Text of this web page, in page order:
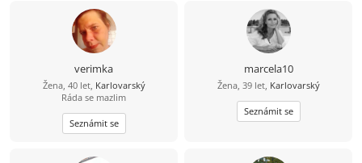
verimka
Žena, 40 let, Karlovarský
Ráda se mazlim
Seznámit se
marcela10
Žena, 39 let, Karlovarský
Seznámit se